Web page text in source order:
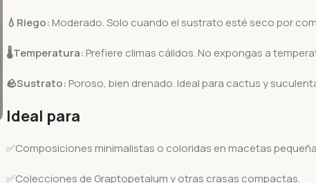
💧 Riego: Moderado. Solo cuando el sustrato esté seco por
🌡️Temperatura: Prefiere climas cálidos. No expongas a
🪨Sustrato: Poroso, bien drenado. Ideal para cactus y
Ideal para
✅Composiciones minimalistas o coloridas en macetas
✅Colecciones de Graptopetalum y otras crasas compactas.